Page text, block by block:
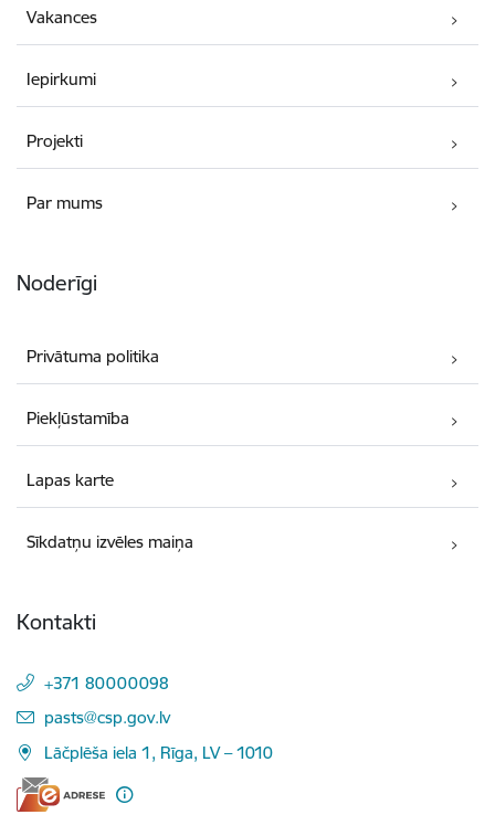
Vakances
Iepirkumi
Projekti
Par mums
Noderīgi
Privātuma politika
Piekļūstamība
Lapas karte
Sīkdatņu izvēles maiņa
Kontakti
+371 80000098
E-pasts:
pasts@csp.gov.lv
Lāčplēša iela 1, Rīga, LV – 1010